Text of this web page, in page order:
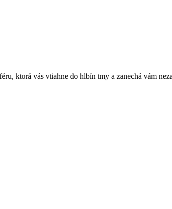
ktorá vás vtiahne do hlbín tmy a zanechá vám